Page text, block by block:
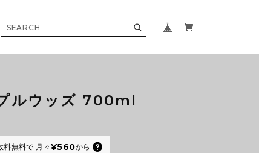
ルウッズ 700ml
料無料で 月々¥560から